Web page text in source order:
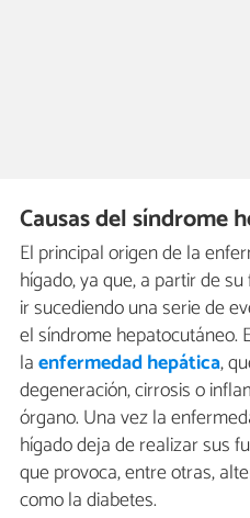
Causas del síndrome
El principal origen de la
hígado, ya que, a partir de
ir sucediendo una serie de
el síndrome hepatocutáneo.
laenfermedad hepática,
degeneración, cirrosis o
órgano. Una vez la
hígado deja de realizar sus
que provoca, entre otras,
como la diabetes.